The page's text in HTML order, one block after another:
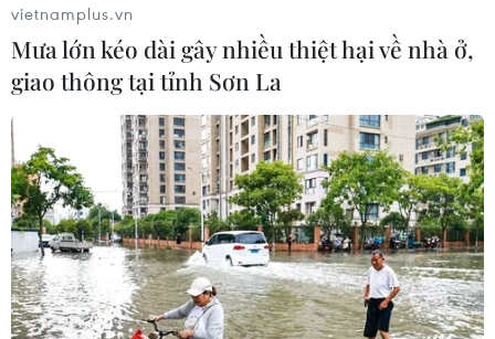
Từ ngày 16/2, Bắc Bộ và Bắc Trung Bộ trời
chuyển rét, có nơi rét đậm
15/02/2020 10:15
Do ảnh hưởng của không khí lạnh, từ đêm 15/2 ở Bắc
Trung Bộ có mưa, mưa rào, sau đó mưa mở rộng xuống
Trung Trung Bộ; từ 16/2, Bắc Bộ và Bắc Trung Bộ trời
chuyển rét, có nơi rét đậm, rét hại.
vietnamplus.vn
Mưa lớn kéo dài gây nhiều thiệt hại về nhà ở,
giao thông tại tỉnh Sơn La